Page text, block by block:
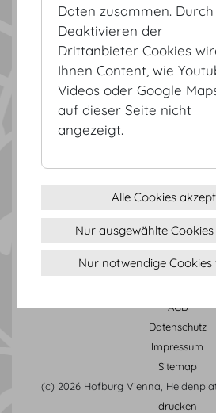
AGB
Datenschutz
Impressum
Sitemap
(c) 2026 Hofburg Vienna,
drucken
Daten zusammen. Durch
Deaktivieren der
Drittanbieter Cookies
Ihnen Content, wie
Videos oder Google
auf dieser Seite nicht
angezeigt.
Alle Cookies
Nur ausgewählte
Nur notwendige Cookies